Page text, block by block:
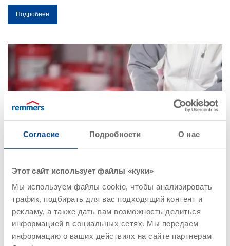
Согласие Подробности О нас
Этот сайт использует файлы «куки»
Мы используем файлы cookie, чтобы анализировать
трафик, подбирать для вас подходящий контент и
рекламу, а также дать вам возможность делиться
информацией в социальных сетях. Мы передаем
информацию о ваших действиях на сайте партнерам
Подробнее